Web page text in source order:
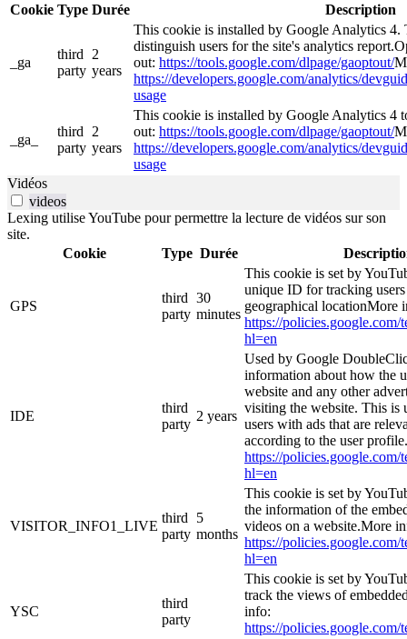
Cookie Type Durée Description
_ga
third
party
2
years
This cookie is installed by Google Analytics 4.
distinguish users for the site's analytics
out: https://tools.google.com/dlpage/gaoptout/
https://developers.google.com/analytics/
usage
_ga_
third
party
2
years
This cookie is installed by Google Analytics 4
out: https://tools.google.com/dlpage/gaoptout/
https://developers.google.com/analytics/
usage
Vidéos
videos
Lexing utilise YouTube pour permettre la lecture de vidéos sur son
site.
Cookie
Type Durée
GPS
third
party
30
minutes
This cookie is set by
unique ID for tracking
geographical locationMore
https://policies.google.com/
hl=en
IDE
third
party
2 years
Used by Google
information about how the
website and any other
visiting the website. This is
users with ads that are
according to the user
https://policies.google.com/
hl=en
VISITOR_INFO1_LIVE
third
party
5
months
This cookie is set by
the information of the
videos on a website.More
https://policies.google.com/
hl=en
YSC
third
party
This cookie is set by
track the views of
info:
https://policies.google.com/